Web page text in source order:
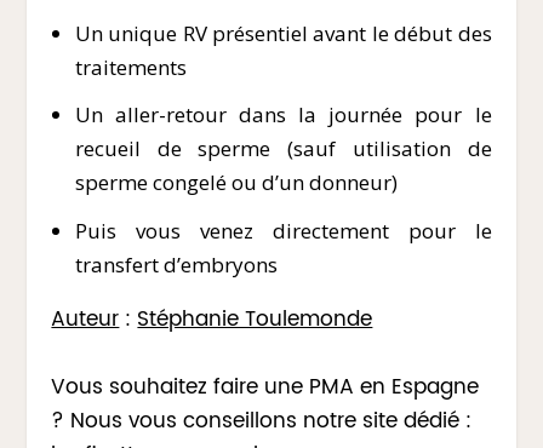
Un unique RV présentiel avant le début des
traitements
Un aller-retour dans la journée pour le
recueil de sperme (sauf utilisation de
sperme congelé ou d’un donneur)
Puis vous venez directement pour le
transfert d’embryons
Auteur:Stéphanie Toulemonde
Vous souhaitez faire une PMA en Espagne
? Nous vous conseillons notre site dédié :